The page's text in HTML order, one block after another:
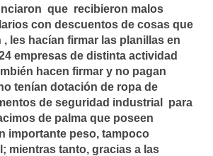
que recibieron malos
con descuentos de cosas que
les hacían firmar las planillas en
empresas de distinta actividad
hacen firmar y no pagan
tenían dotación de ropa de
de seguridad industrial para
de palma que poseen
importante peso, tampoco
mientras tanto, gracias a las